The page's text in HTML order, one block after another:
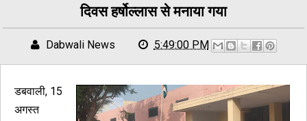
दिवस हर्षोल्लास से मनाया गया
Dabwali News 5:49:00 PM
डबवाली, 15
अगस्त